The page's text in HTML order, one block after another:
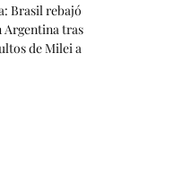
Brasil rebajó
Argentina tras
de Milei a